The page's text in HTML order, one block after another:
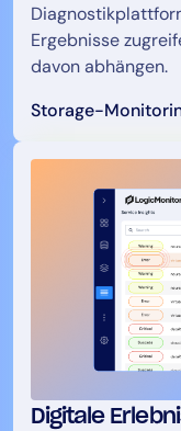
Ergebnisse
davon abhängen.
Storage-
Digitale